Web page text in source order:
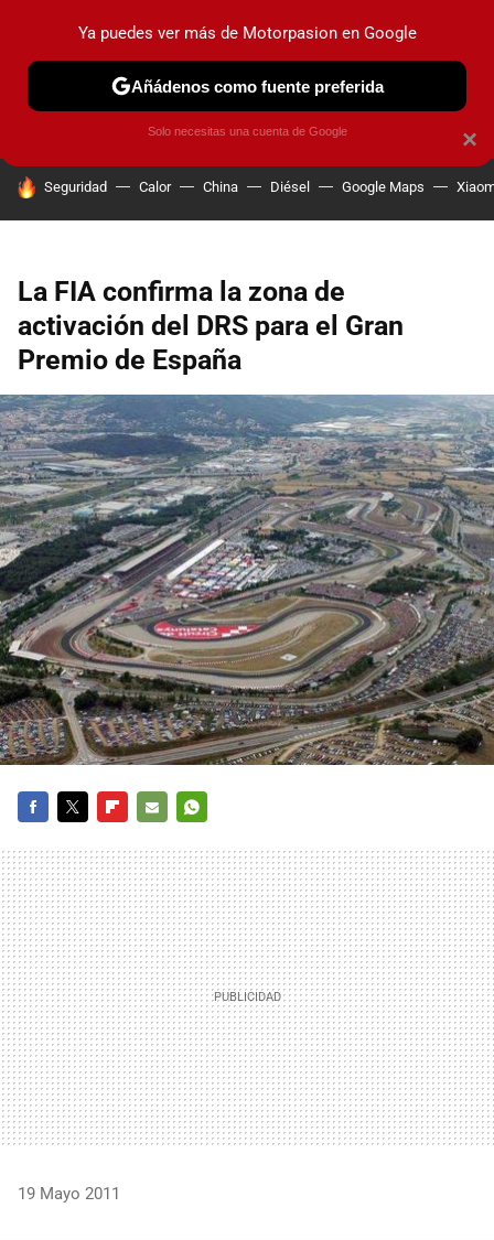
PRUEBAS COCHES ELÉCTRICOS OBSERVATORIO
HOY SE HABLA DE
Seguridad Calor China Diésel Google Maps
La FIA confirma la zona de
activación del DRS para el Gran
Premio de España
MAIL
19 Mayo 2011
×
Ya puedes ver más de Motorpasion en Google
Añádenos como fuente preferida
Solo necesitas una cuenta de Google